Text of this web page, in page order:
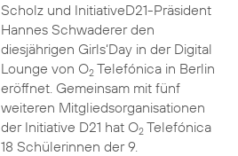
Scholz und InitiativeD21-Präsident
Hannes Schwaderer den
diesjährigen Girls‘Day in der Digital
Lounge von O2Telefónica in Berlin
eröffnet. Gemeinsam mit fünf
weiteren Mitgliedsorganisationen
der Initiative D21 hat O2Telefónica
18 Schülerinnen der 9.